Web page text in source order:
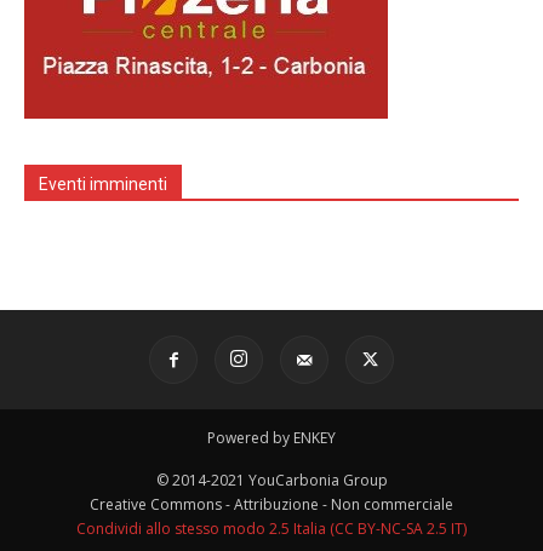
Eventi imminenti
Powered by ENKEY
© 2014-2021 YouCarbonia Group
Creative Commons - Attribuzione - Non commerciale
Condividi allo stesso modo 2.5 Italia (CC BY-NC-SA 2.5 IT)